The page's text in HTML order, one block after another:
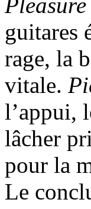
guitares
rage, la
vitale.
l’appui,
lâcher
pour la
Le